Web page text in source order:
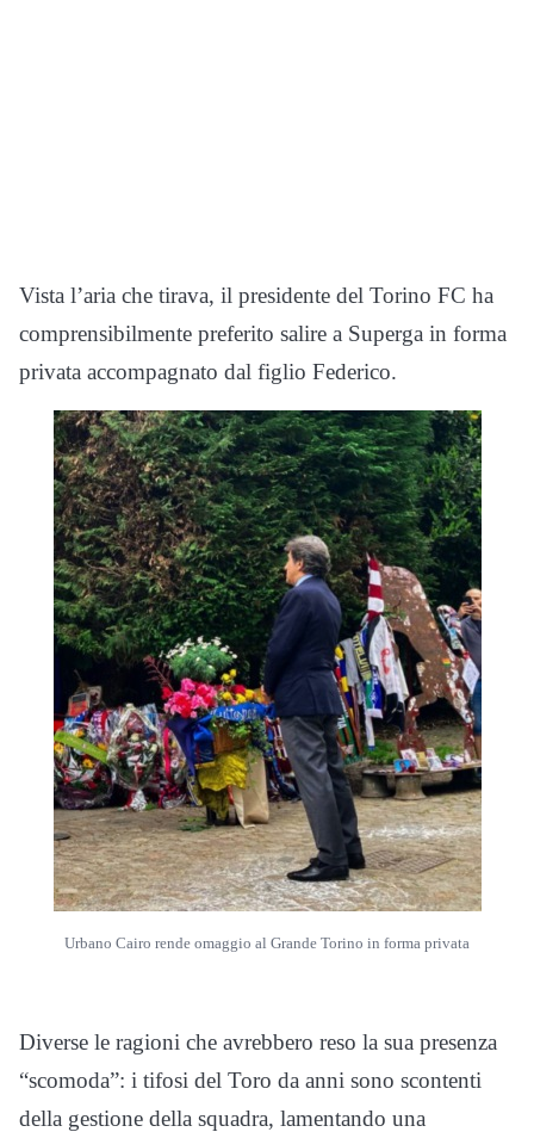
Vista l’aria che tirava, il presidente del Torino FC ha
comprensibilmente preferito salire a Superga in forma
privata accompagnato dal figlio Federico.
Urbano Cairo rende omaggio al Grande Torino in forma privata
Diverse le ragioni che avrebbero reso la sua presenza
“scomoda”: i tifosi del Toro da anni sono scontenti
della gestione della squadra, lamentando una